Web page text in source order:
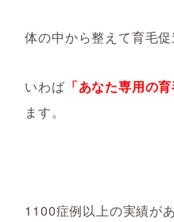
体の中から整えて育毛促
いわば 「あなた専用の育
ます。
1100症例以上の実績が